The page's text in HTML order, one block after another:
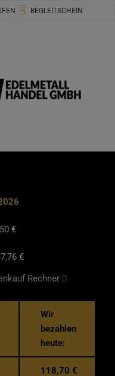
BEGLEITSCHEIN
€
€
Rechner
Wir
bezahlen
heute:
118,70 €
check